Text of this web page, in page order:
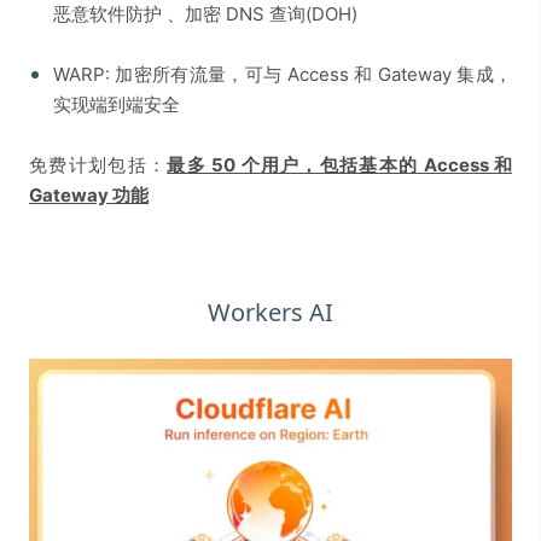
恶意软件防护 、加密 DNS 查询(DOH)
WARP: 加密所有流量，可与 Access 和 Gateway 集成，
实现端到端安全
免费计划包括：最多 50 个用户，包括基本的 Access 和
Gateway 功能
Workers AI